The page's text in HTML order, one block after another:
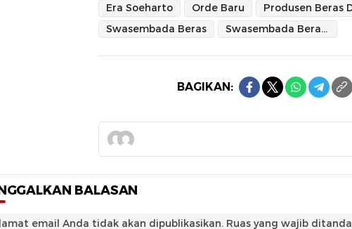
Era Soeharto Orde Baru
Swasembada Beras
Swasembada Beras Era Soeharto
BAGIKAN:
BALASAN
email Anda tidak akan dipublikasikan. Ruas yang wajib